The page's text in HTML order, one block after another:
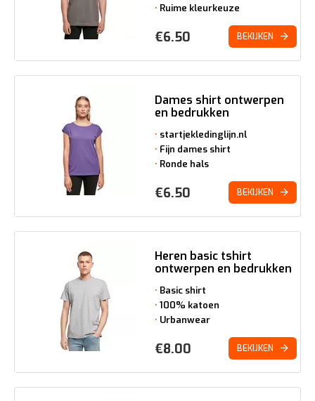
Ruime kleurkeuze
€6.50 BEKIJKEN
Dames shirt ontwerpen
en bedrukken
startjekledinglijn.nl
Fijn dames shirt
Ronde hals
€6.50 BEKIJKEN
Heren basic tshirt
ontwerpen en bedrukken
Basic shirt
100% katoen
Urbanwear
€8.00 BEKIJKEN